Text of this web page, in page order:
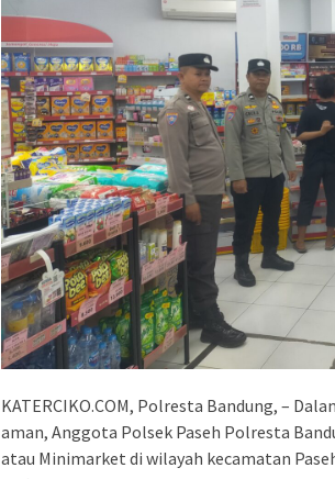
KATERCIKO.COM, Polresta Bandung, –
aman, Anggota Polsek Paseh Polresta
atau Minimarket di wilayah kecamatan